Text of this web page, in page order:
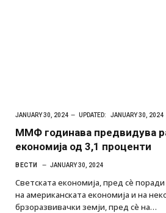
JANUARY 30, 2024 UPDATED: JANUARY 30, 2024
ММФ годинава предвидува
економија од 3,1 проценти
ВЕСТИ JANUARY 30, 2024
Светската економија, пред сè
на американската економија и на
брзоразвивачки земји, пред сè на…